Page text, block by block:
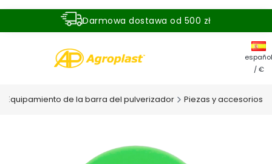
Darmowa dostawa od 500 zł
español
/ €
Equipamiento de la barra del pulverizador Piezas y accesorios